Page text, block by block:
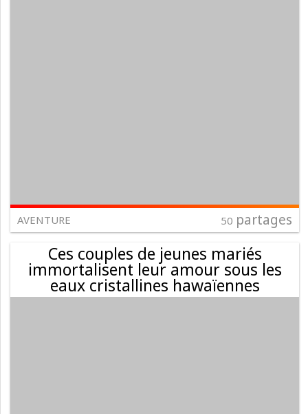
AVENTURE 50 partages
Ces couples de jeunes mariés
immortalisent leur amour sous les
eaux cristallines hawaïennes